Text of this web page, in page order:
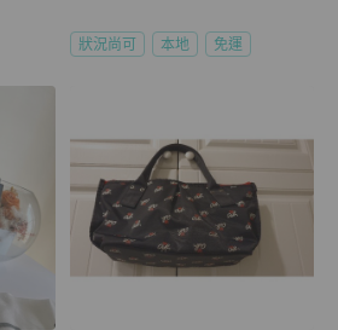
狀況尚可 本地 免運